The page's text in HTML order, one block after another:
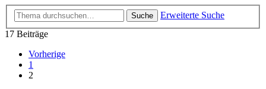
Suche
Erweiterte Suche
17 Beiträge
Vorherige
1
2